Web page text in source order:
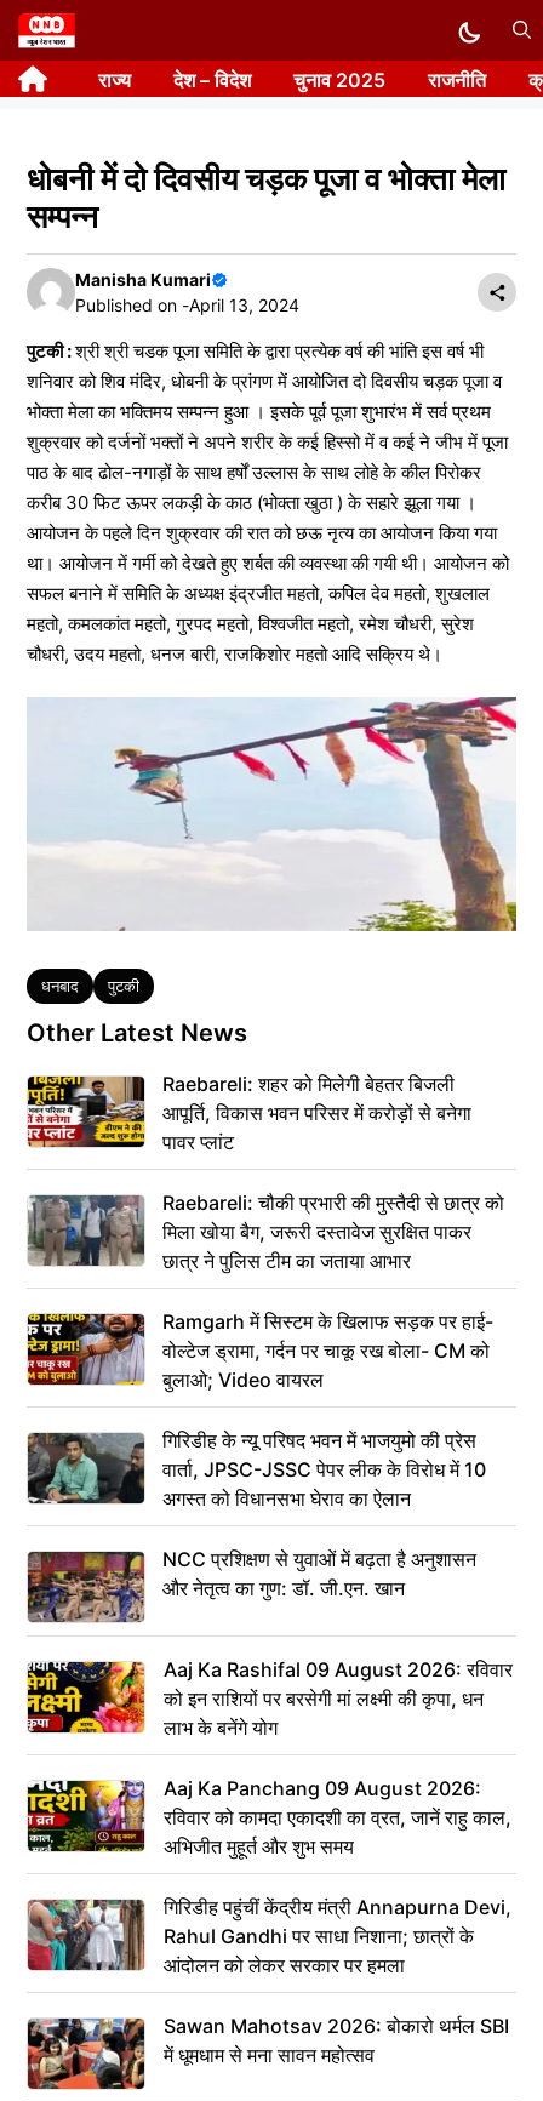
Skip
to
content राज्य देश – विदेश चुनाव 2025 राजनीति
धोबनी में दो दिवसीय चड़क पूजा व भोक्ता मेला
सम्पन्न
Manisha Kumari
Published on -April 13, 2024
पुटकी :श्री श्री चडक पूजा समिति के द्वारा प्रत्येक वर्ष की भांति इस वर्ष भी
शनिवार को शिव मंदिर, धोबनी के प्रांगण में आयोजित दो दिवसीय चड़क पूजा व
भोक्ता मेला का भक्तिमय सम्पन्न हुआ । इसके पूर्व पूजा शुभारंभ में सर्व प्रथम
शुक्रवार को दर्जनों भक्तों ने अपने शरीर के कई हिस्सो में व कई ने जीभ में पूजा
पाठ के बाद ढोल-नगाड़ों के साथ हर्षों उल्लास के साथ लोहे के कील पिरोकर
करीब 30 फिट ऊपर लकड़ी के काठ (भोक्ता खुठा ) के सहारे झूला गया ।
आयोजन के पहले दिन शुक्रवार की रात को छऊ नृत्य का आयोजन किया गया
था। आयोजन में गर्मी को देखते हुए शर्बत की व्यवस्था की गयी थी। आयोजन को
सफल बनाने में समिति के अध्यक्ष इंद्रजीत महतो, कपिल देव महतो, शुखलाल
महतो, कमलकांत महतो, गुरपद महतो, विश्वजीत महतो, रमेश चौधरी, सुरेश
चौधरी, उदय महतो, धनज बारी, राजकिशोर महतो आदि सक्रिय थे।
Tags
धनबाद पुटकी
Other Latest News
Raebareli: शहर को मिलेगी बेहतर बिजली
आपूर्ति, विकास भवन परिसर में करोड़ों से बनेगा
पावर प्लांट
Raebareli: चौकी प्रभारी की मुस्तैदी से छात्र को
मिला खोया बैग, जरूरी दस्तावेज सुरक्षित पाकर
छात्र ने पुलिस टीम का जताया आभार
Ramgarh में सिस्टम के खिलाफ सड़क पर हाई-
वोल्टेज ड्रामा, गर्दन पर चाकू रख बोला- CM को
बुलाओ; Video वायरल
गिरिडीह के न्यू परिषद भवन में भाजयुमो की प्रेस
वार्ता, JPSC-JSSC पेपर लीक के विरोध में 10
अगस्त को विधानसभा घेराव का ऐलान
NCC प्रशिक्षण से युवाओं में बढ़ता है अनुशासन
और नेतृत्व का गुण: डॉ. जी.एन. खान
Aaj Ka Rashifal 09 August 2026: रविवार
को इन राशियों पर बरसेगी मां लक्ष्मी की कृपा, धन
लाभ के बनेंगे योग
Aaj Ka Panchang 09 August 2026:
रविवार को कामदा एकादशी का व्रत, जानें राहु काल,
अभिजीत मुहूर्त और शुभ समय
गिरिडीह पहुंचीं केंद्रीय मंत्री Annapurna Devi,
Rahul Gandhi पर साधा निशाना; छात्रों के
आंदोलन को लेकर सरकार पर हमला
Sawan Mahotsav 2026: बोकारो थर्मल SBI
में धूमधाम से मना सावन महोत्सव